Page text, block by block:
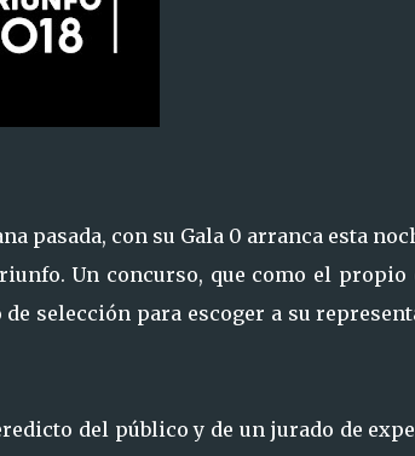
pasada, con su Gala 0 arranca esta
Un concurso, que como el propio
selección para escoger a su
del público y de un jurado de